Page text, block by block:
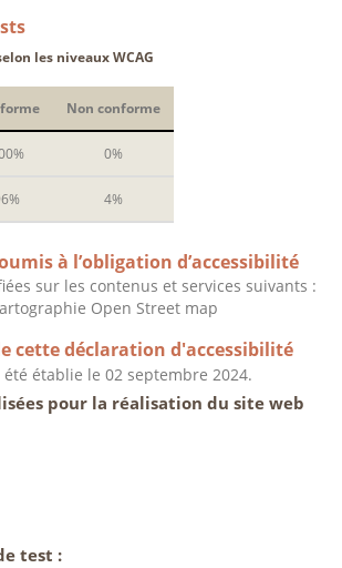
les niveaux WCAG
Non conforme
0%
4%
à l’obligation d’accessibilité
sur les contenus et services suivants :
Open Street map
cette déclaration d'accessibilité
établie le 02 septembre 2024.
pour la réalisation du site web
test :